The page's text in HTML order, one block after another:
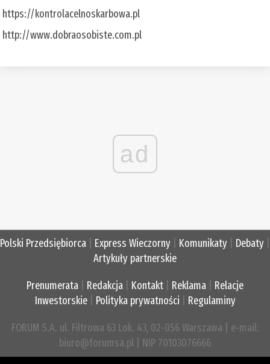
https://kontrolacelnoskarbowa.pl
http://www.dobraosobiste.com.pl
ad
Polski Przedsiębiorca Express Wieczorny Komunikaty Debaty
Artykuły partnerskie
Prenumerata Redakcja Kontakt Reklama
Relacje
Inwestorskie| Polityka prywatności Regulaminy
FORUM S.A. ul. Filtrowa 63 Lok. 43, 02-056 Warszawa | e-mail:
biuro@forumsa.pl | NIP 70103076666